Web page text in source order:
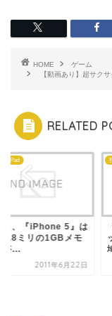
HOME
ゲーム
【動画あり】超サク
RELATED
・iPad
、『iPhone 5』は
0.8ミリの1GBメモ
搭...
2011年6月22日